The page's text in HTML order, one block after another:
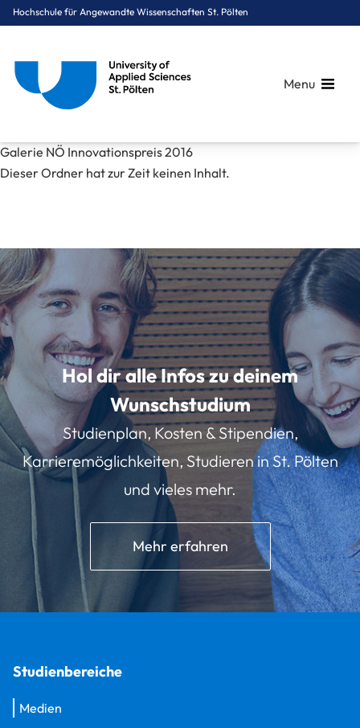
Hochschule für Angewandte Wissenschaften St. Pölten
Menu
You are here:
NÖ Innovationspreis 2016
Galerie NÖ Innovationspreis 2016
Dieser Ordner hat zur Zeit keinen Inhalt.
Hol dir alle Infos zu deinem
Wunschstudium
Studienplan, Kosten & Stipendien,
Karrieremöglichkeiten, Studieren in St. Pölten
und vieles mehr.
Mehr erfahren
Studienbereiche
Medien